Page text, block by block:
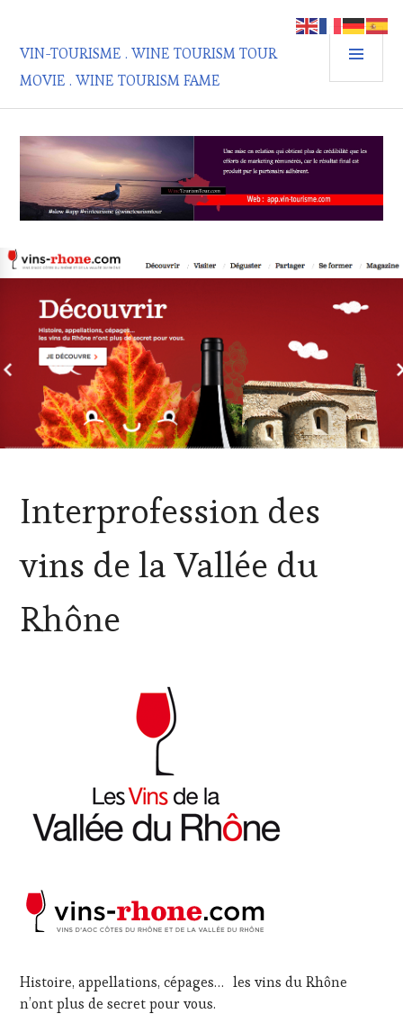
contenu
principal
VIN-TOURISME . WINE TOURISM TOUR
MOVIE . WINE TOURISM FAME
OENOTOURISME,
VIGNOBLES
Interprofession des
vins de la Vallée du
Rhône
Histoire, appellations, cépages… les vins du Rhône
n’ont plus de secret pour vous.